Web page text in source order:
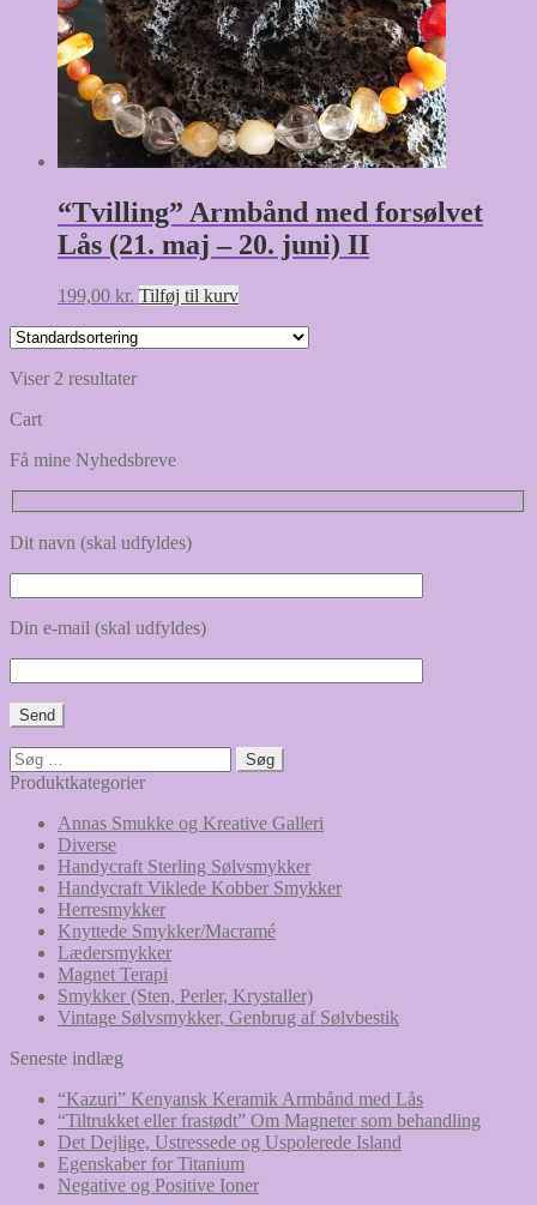
“Tvilling” Armbånd med forsølvet
Lås (21. maj – 20. juni) II
199,00 kr. Tilføj til kurv
Viser 2 resultater
Cart
Få mine Nyhedsbreve
Dit navn (skal udfyldes)
Din e-mail (skal udfyldes)
Søg
efter:
Produktkategorier
Annas Smukke og Kreative Galleri
Diverse
Handycraft Sterling Sølvsmykker
Handycraft Viklede Kobber Smykker
Herresmykker
Knyttede Smykker/Macramé
Lædersmykker
Magnet Terapi
Smykker (Sten, Perler, Krystaller)
Vintage Sølvsmykker, Genbrug af Sølvbestik
Seneste indlæg
“Kazuri” Kenyansk Keramik Armbånd med Lås
“Tiltrukket eller frastødt” Om Magneter som behandling
Det Dejlige, Ustressede og Uspolerede Island
Egenskaber for Titanium
Negative og Positive Ioner